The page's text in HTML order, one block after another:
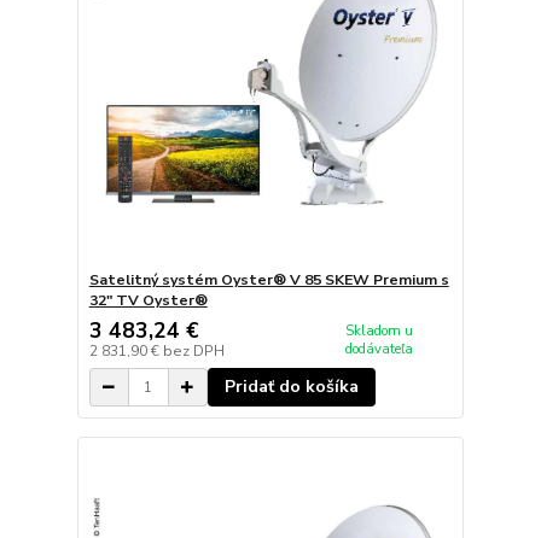
Satelitný systém Oyster® V 85 SKEW Premium s
32" TV Oyster®
3 483,24 €
2 831,90 € bez DPH
Skladom u
dodávateľa
Pridať do košíka